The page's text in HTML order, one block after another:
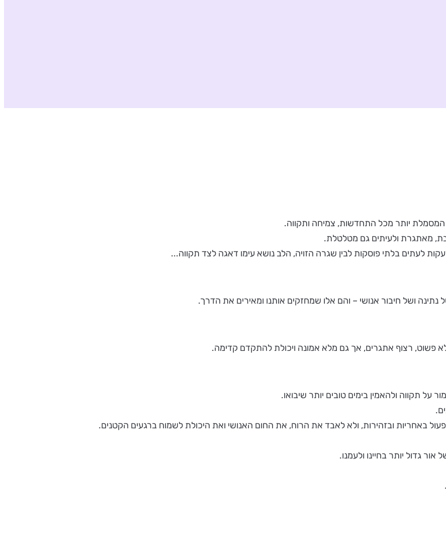
יותר מכל התחדשות, צמיחה ותקווה.
מאתגרת ולעיתים גם מטלטלת.
לעתים בלתי פוסקות לבין שגרה הזויה, הלב נושא עימו דאגה לצד תקווה...
ושל חיבור אנושי – והם אלו שמחזקים אותנו ומאירים את הדרך.
פשוט, רצוף אתגרים, אך גם מלא אמונה ויכולת להתקדם קדימה.
על תקווה ולהאמין בימים טובים יותר שיבואו.
באחריות ובזהירות, ולא לאבד את הרוח, את החום האנושי ואת היכולת לשמוח ברגעים הקטנים.
גדול יותר בחיינו ולעמנו.